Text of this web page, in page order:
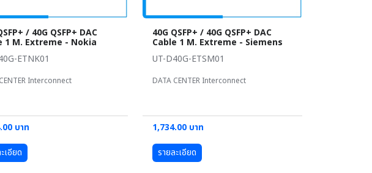
/ 40G QSFP+ DAC
1 M. Extreme - Nokia
ETNK01
Interconnect
บาท
เอียด
40G QSFP+ / 40G QSFP+ DAC
Cable 1 M. Extreme - Siemens
UT-D40G-ETSM01
DATA CENTER Interconnect
1,734.00 บาท
รายละเอียด